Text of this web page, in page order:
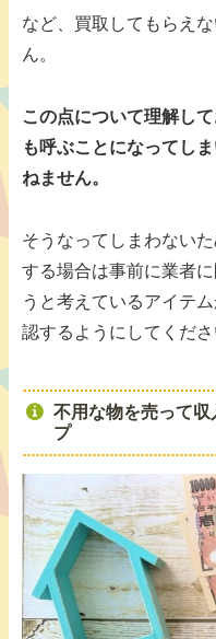
など、買取してもらえ
ん。
この点について理解し
も呼ぶことになってし
ねません。
そうなってしまわない
する場合は事前に業者
うと考えているアイテ
認するようにしてくださ
不用な物を売って
プ